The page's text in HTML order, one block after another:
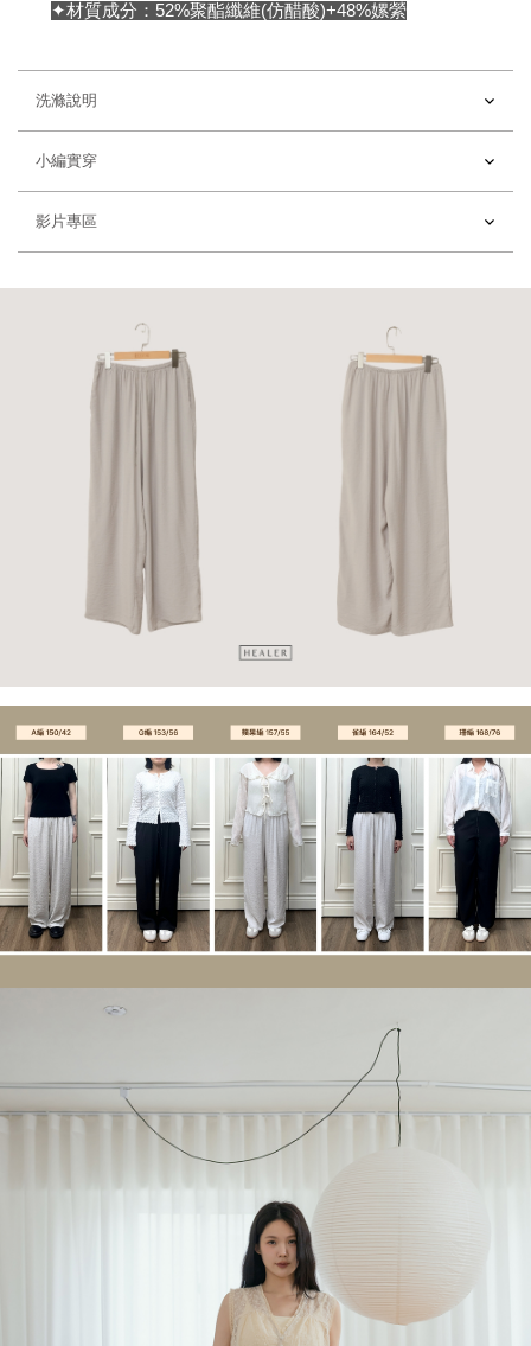
✦材質成分：52%聚酯纖維(仿醋酸)+48%嫘縈
洗滌說明
小編實穿
影片專區